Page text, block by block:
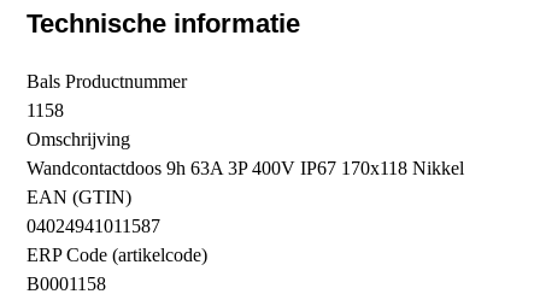
Technische informatie
Bals Productnummer
1158
Omschrijving
Wandcontactdoos 9h 63A 3P 400V IP67 170x118 Nikkel
EAN (GTIN)
04024941011587
ERP Code (artikelcode)
B0001158